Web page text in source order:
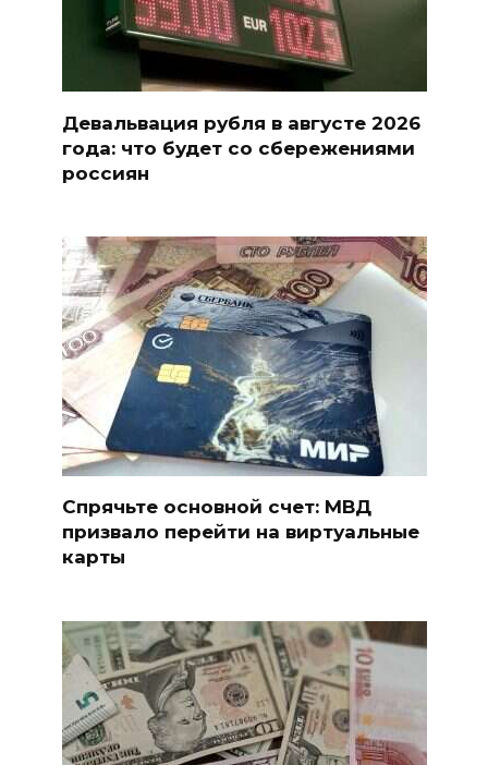
Девальвация рубля в августе 2026
года: что будет со сбережениями
россиян
Спрячьте основной счет: МВД
призвало перейти на виртуальные
карты